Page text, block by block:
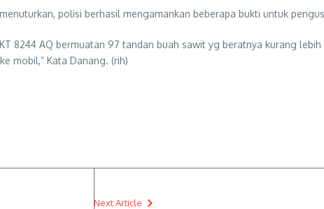
polisi berhasil mengamankan beberapa bukti untuk
8244 AQ bermuatan 97 tandan buah sawit yg beratnya kurang lebih
mobil,” Kata Danang. (rih)
Next Article